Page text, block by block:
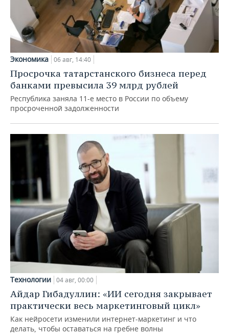
Экономика 06 авг, 14:40
Просрочка татарстанского бизнеса перед
банками превысила 39 млрд рублей
Республика заняла 11-е место в России по объему
просроченной задолженности
Технологии 04 авг, 00:00
Айдар Гибадуллин: «ИИ сегодня закрывает
практически весь маркетинговый цикл»
Как нейросети изменили интернет-маркетинг и что
делать, чтобы оставаться на гребне волны